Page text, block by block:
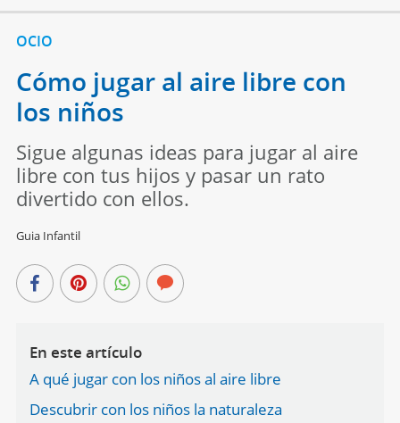
OCIO
Cómo jugar al aire libre con
los niños
Sigue algunas ideas para jugar al aire
libre con tus hijos y pasar un rato
divertido con ellos.
Guia Infantil
En este artículo
A qué jugar con los niños al aire libre
Descubrir con los niños la naturaleza